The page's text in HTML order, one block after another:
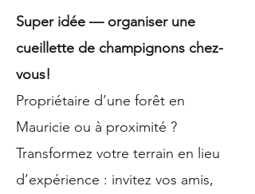
Super idée — organiser une
cueillette de champignons chez-
vous!​
Propriétaire d’une forêt en
Mauricie ou à proximité ?
Transformez votre terrain en lieu
d’expérience : invitez vos amis,